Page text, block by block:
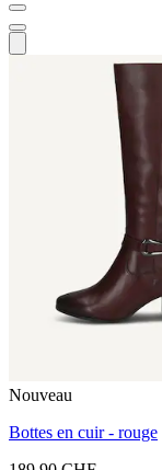
Nouveau
Bottes en cuir - rouge